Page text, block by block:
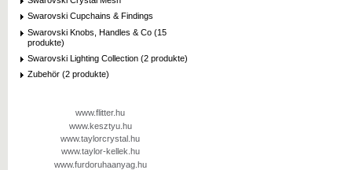
Swarovski Cupchains & Findings
Swarovski Knobs, Handles & Co (15
produkte)
Swarovski Lighting Collection (2 produkte)
Zubehör (2 produkte)
www.flitter.hu
www.kesztyu.hu
www.taylorcrystal.hu
www.taylor-kellek.hu
www.furdoruhaanyag.hu